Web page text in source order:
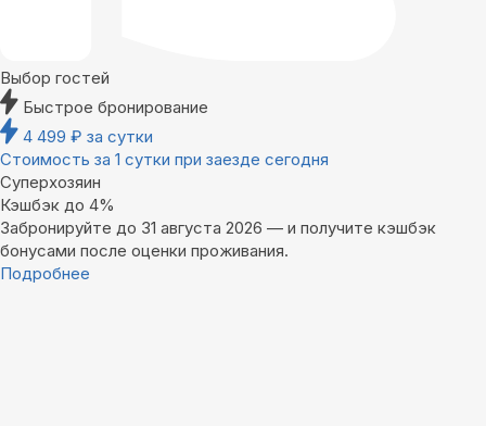
Выбор гостей
Быстрое бронирование
4 499 ₽ за сутки
Стоимость за 1 сутки при заезде сегодня
Суперхозяин
Кэшбэк до 4%
Забронируйте до 31 августа 2026 — и получите кэшбэк
бонусами после оценки проживания.
Подробнее